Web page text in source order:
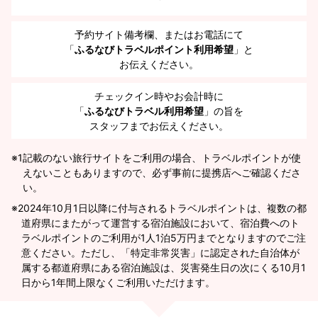
予約サイト備考欄、またはお電話にて
「ふるなびトラベルポイント利用希望 」と
お伝えください。
チェックイン時やお会計時に
「ふるなびトラベル利用希望 」の旨を
スタッフまでお伝えください。
※1記載のない旅行サイトをご利用の場合、トラベルポイントが使
えないこともありますので、必ず事前に提携店へご確認くださ
い。
2024年10月1日以降に付与されるトラベルポイントは、複数の都
道府県にまたがって運営する宿泊施設において、宿泊費へのト
ラベルポイントのご利用が1人1泊5万円までとなりますのでご注
意ください。ただし、「特定非常災害」に認定された自治体が
属する都道府県にある宿泊施設は、災害発生日の次にくる10月1
日から1年間上限なくご利用いただけます。